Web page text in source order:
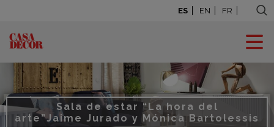
ES EN FR
Sala de estar “La hora del
arte”Jaime Jurado y Mónica Bartolessis